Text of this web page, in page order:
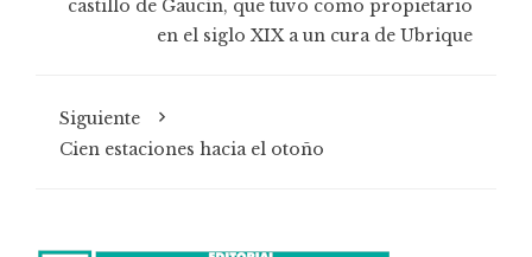
castillo de Gaucín, que tuvo como propietario
en el siglo XIX a un cura de Ubrique
Siguiente
Cien estaciones hacia el otoño